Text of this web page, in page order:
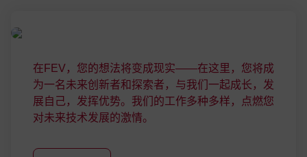
在FEV，您的想法将变成现实——在这里，您将成
为一名未来创新者和探索者，与我们一起成长，发
展自己，发挥优势。我们的工作多种多样，点燃您
对未来技术发展的激情。